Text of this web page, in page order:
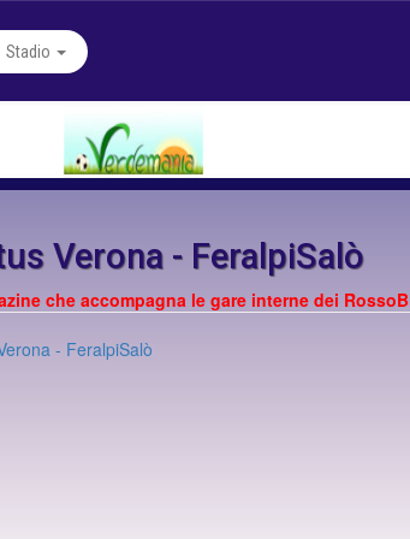
Stadio
Verona - FeralpiSalò
che accompagna le gare interne dei
- FeralpiSalò